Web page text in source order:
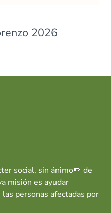
2026
social, sin ánimo de
misión es ayudar
personas afectadas por